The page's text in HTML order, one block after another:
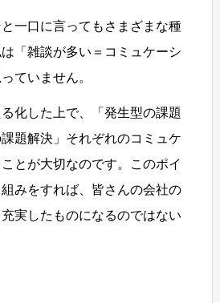
一口に言ってもさまざまな種
「雑談が多い＝コミュケーシ
ていません。
化した上で、「発生型の課題
題解決」それぞれのコミュケ
とが大切なのです。このポイ
みをすれば、皆さんの会社の
実したものになるのではない